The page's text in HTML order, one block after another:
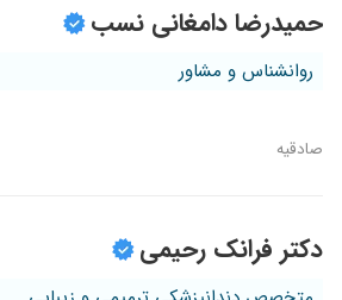
حمیدرضا دامغانی نسب
روانشناس و مشاور
صادقیه
دکتر فرانک رحیمی